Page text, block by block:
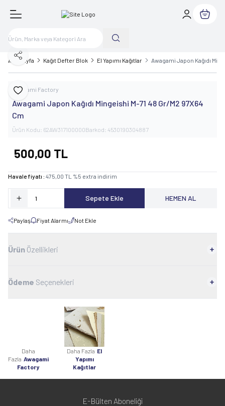
Sepetim
Ana Sayfa Kağıt Defter Blok El Yapımı Kağıtlar Awagami Japon Kağıdı
Favoriye Ekle
Paylaş
Awagami Factory
Awagami Japon Kağıdı Mingeishi M-71 48 Gr/M2 97X64
Cm
Ürün Kodu: 62AW317100000Barkod: 4530190304887
500,00 TL
Havale fiyatı : 475,00 TL %5 extra indirim
Sepete Ekle HEMEN AL
Paylaş Fiyat Alarmı Not Ekle
Ürün Özellikleri
Ödeme Seçenekleri
Daha
Fazla Awagami
Factory
Daha Fazla El
Yapımı
Kağıtlar
E-Bülten Aboneliği